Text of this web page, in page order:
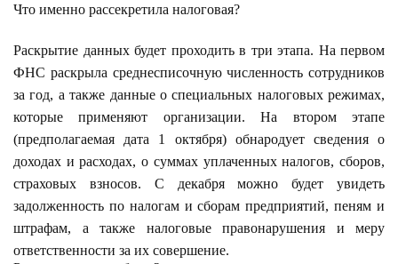
Что именно рассекретила налоговая?
Раскрытие данных будет проходить в три этапа. На первом
ФНС раскрыла среднесписочную численность сотрудников
за год, а также данные о специальных налоговых режимах,
которые применяют организации. На втором этапе
(предполагаемая дата 1 октября) обнародует сведения о
доходах и расходах, о суммах уплаченных налогов, сборов,
страховых взносов. С декабря можно будет увидеть
задолженность по налогам и сборам предприятий, пеням и
штрафам, а также налоговые правонарушения и меру
ответственности за их совершение.